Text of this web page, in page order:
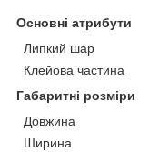
Основні атрибути
Липкий шар
Клейова частина
Габаритні розміри
Довжина
Ширина